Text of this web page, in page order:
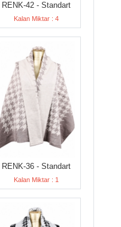
RENK-42 - Standart
Kalan Miktar : 4
RENK-36 - Standart
Kalan Miktar : 1